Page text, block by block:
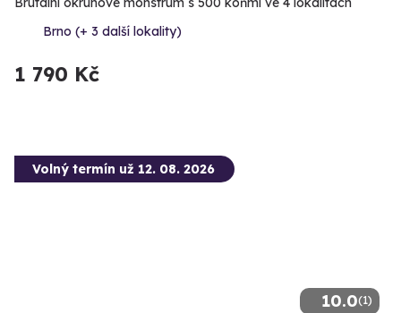
Brno (+ 3 další lokality)
1 790 Kč
10.0(1)
Volný termín už 12. 08. 2026